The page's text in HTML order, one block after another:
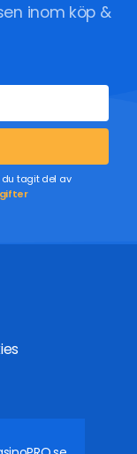
inom köp &
du tagit del av